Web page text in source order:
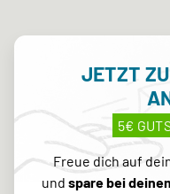
JETZT
5€
Freue dich auf
und spare bei